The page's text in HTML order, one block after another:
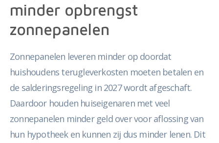
minder opbrengst
zonnepanelen
Zonnepanelen leveren minder op doordat
huishoudens terugleverkosten moeten betalen en
de salderingsregeling in 2027 wordt afgeschaft.
Daardoor houden huiseigenaren met veel
zonnepanelen minder geld over voor aflossing van
hun hypotheek en kunnen zij dus minder lenen. Dit